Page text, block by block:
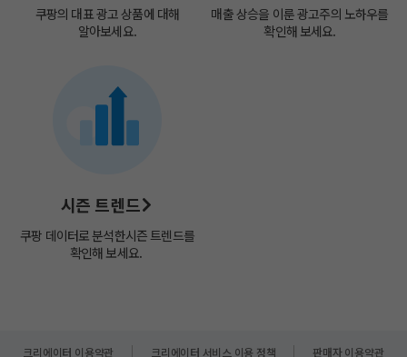
쿠팡의 대표 광고 상품에 대해
알아보세요.
매출 상승을 이룬 광고주의 노하우를
확인해 보세요.
시즌 트렌드
쿠팡 데이터로 분석한​시즌 트렌드를
확인해 보세요. ​
크리에이터 이용약관 크리에이터 서비스 이용 정책 판매자 이용약관